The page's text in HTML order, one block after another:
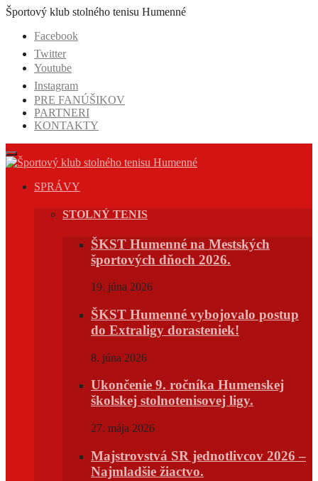
Prejsť
obsah
Športový klub stolného tenisu Humenné
Facebook
Twitter
Youtube
Instagram
PRE FANÚŠIKOV
PARTNERI
KONTAKTY
SPRÁVY
STOLNÝ TENIS
ŠKST Humenné na Mestských
športových dňoch 2026.
19. júna 2026
ŠKST Humenné vybojovalo postup
do Extraligy dorasteniek!
8. júna 2026
Ukončenie 9. ročníka Humenskej
školskej stolnotenisovej ligy.
27. mája 2026
Majstrovstvá SR jednotlivcov 2026 –
Najmladšie žiactvo.